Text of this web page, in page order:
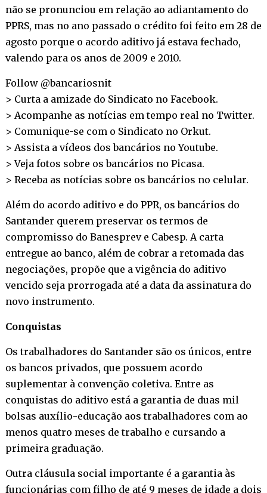
não se pronunciou em relação ao adiantamento do
PPRS, mas no ano passado o crédito foi feito em 28 de
agosto porque o acordo aditivo já estava fechado,
valendo para os anos de 2009 e 2010.
Follow @bancariosnit
> Curta a amizade do Sindicato no Facebook.
> Acompanhe as notícias em tempo real no Twitter.
> Comunique-se com o Sindicato no Orkut.
> Assista a vídeos dos bancários noYoutube.
> Veja fotos sobre os bancários no Picasa.
> Receba as notícias sobre os bancários no celular.
Além do acordo aditivo e do PPR, os bancários do
Santander querem preservar os termos de
compromisso do Banesprev e Cabesp. A carta
entregue ao banco, além de cobrar a retomada das
negociações, propõe que a vigência do aditivo
vencido seja prorrogada até a data da assinatura do
novo instrumento.
Conquistas
Os trabalhadores do Santander são os únicos, entre
os bancos privados, que possuem acordo
suplementar à convenção coletiva. Entre as
conquistas do aditivo está a garantia de duas mil
bolsas auxílio-educação aos trabalhadores com ao
menos quatro meses de trabalho e cursando a
primeira graduação.
Outra cláusula social importante é a garantia às
funcionárias com filho de até 9 meses de idade a dois